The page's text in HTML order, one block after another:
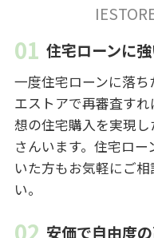
住宅ローンに
一度住宅ローンに落ち
エストアで再審査す
想の住宅購入を実現し
さんいます。住宅ロー
いた方もお気軽にご相
い。
安価で自由度